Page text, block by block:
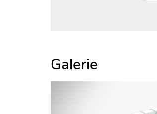
Galerie